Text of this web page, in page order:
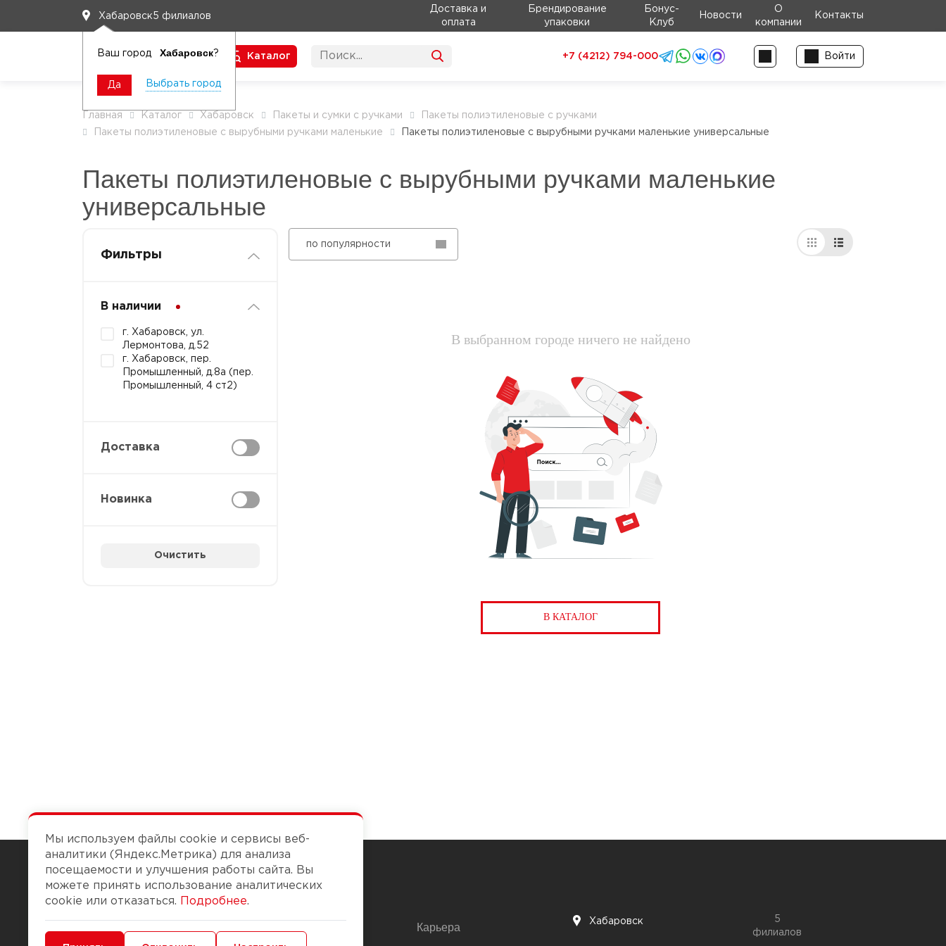
Хабаровск5 филиалов
Ваш город Хабаровск?
Да Выбрать город
Доставка и
оплата
Брендирование
упаковки
Бонус-
Клуб
Новости
О
компании
Контакты
Каталог +7 (4212) 794-000 Войти
Главная Каталог Хабаровск Пакеты и сумки с ручками
Пакеты полиэтиленовые с ручками
Пакеты полиэтиленовые с вырубными ручками маленькие
Пакеты полиэтиленовые с вырубными ручками маленькие универсальные
Пакеты полиэтиленовые с вырубными ручками маленькие
универсальные
Фильтры
В наличии
г. Хабаровск, ул.
Лермонтова, д.52
г. Хабаровск, пер.
Промышленный, д.8а (пер.
Промышленный, 4 ст2)
Доставка
Новинка
Очистить
по популярности
В выбранном городе ничего не найдено
В КАТАЛОГ
Чтобы вам легко работалось
Карьера Хабаровск
5
филиалов
Мы используем файлы cookie и сервисы веб-
аналитики (Яндекс.Метрика) для анализа
посещаемости и улучшения работы сайта. Вы
можете принять использование аналитических
cookie или отказаться.
Подробнее.